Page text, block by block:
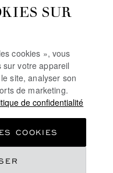
SUR
cookies », vous
votre appareil
site, analyser son
de marketing.
de confidentialité
COOKIES